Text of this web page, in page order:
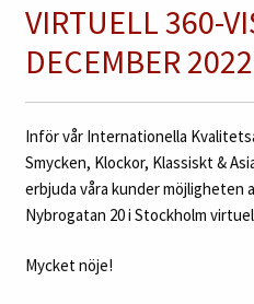
VIRTUELL 360-
DECEMBER 2022
Inför vår Internationella
Smycken, Klockor, Klassiskt &
erbjuda våra kunder möjligheten
Nybrogatan 20 i Stockholm
Mycket nöje!